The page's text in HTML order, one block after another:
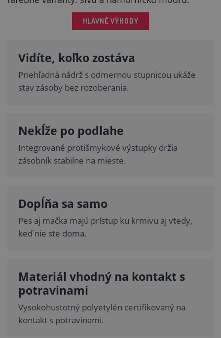
HLAVNÉ VÝHODY
Vidíte, koľko zostáva
Priehľadná nádrž s odmernou stupnicou ukáže
stav zásoby bez rozoberania.
Nekĺže po podlahe
Integrované protišmykové výstupky držia
zásobník stabilne na mieste.
Dopĺňa sa samo
Pes aj mačka majú prístup ku krmivu aj vtedy,
keď nie ste doma.
Materiál vhodný na kontakt s
potravinami
Vysokohustotný polyetylén certifikovaný na
kontakt s potravinami.